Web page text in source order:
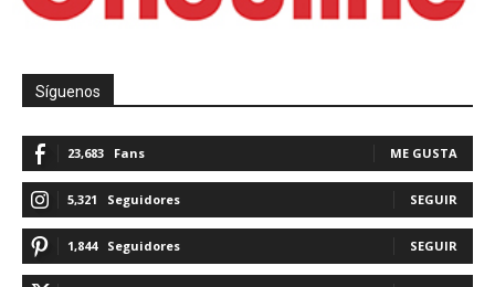
Síguenos
23,683 Fans ME GUSTA
5,321 Seguidores SEGUIR
1,844 Seguidores SEGUIR